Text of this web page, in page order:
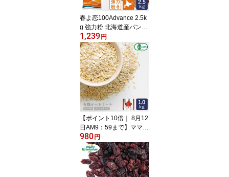
春よ恋100Advance 2.5k
g 強力粉 北海道産パン用
小麦粉 春よ恋100% 北海
道産小麦粉 国産小麦粉_
1,239 円
【ポイント10倍｜ 8月12
日AM9：59まで】ママパ
ン 有機オートミール ク
イックオーツ カナダ産 1
kg 有機JAS オーガニッ
ク オーツ麦 燕麦_
980 円